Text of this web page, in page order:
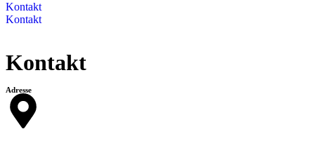
Kontakt
Kontakt
Kontakt
Adresse